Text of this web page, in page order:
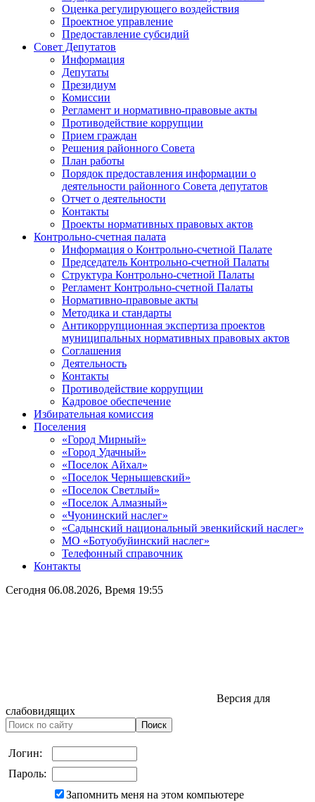
Оценка регулирующего воздействия
Проектное управление
Предоставление субсидий
Совет Депутатов
Информация
Депутаты
Президиум
Комиссии
Регламент и нормативно-правовые акты
Противодействие коррупции
Прием граждан
Решения районного Совета
План работы
Порядок предоставления информации о
деятельности районного Совета депутатов
Отчет о деятельности
Контакты
Проекты нормативных правовых актов
Контрольно-счетная палата
Информация о Контрольно-счетной Палате
Председатель Контрольно-счетной Палаты
Структура Контрольно-счетной Палаты
Регламент Контрольно-счетной Палаты
Нормативно-правовые акты
Методика и стандарты
Антикоррупционная экспертиза проектов
муниципальных нормативных правовых актов
Соглашения
Деятельность
Контакты
Противодействие коррупции
Кадровое обеспечение
Избирательная комиссия
Поселения
«Город Мирный»
«Город Удачный»
«Поселок Айхал»
«Поселок Чернышевский»
«Поселок Светлый»
«Поселок Алмазный»
«Чуонинский наслег»
«Садынский национальный эвенкийский наслег»
МО «Ботуобуйинский наслег»
Телефонный справочник
Контакты
Сегодня 06.08.2026, Время 19:55
Версия для
слабовидящих
Логин:
Пароль:
Запомнить меня на этом компьютере